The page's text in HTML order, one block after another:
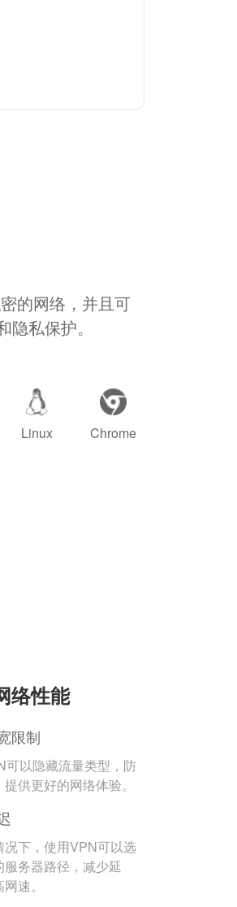
的网络，并且可
私保护。
Linux Chrome
络性能
限制
可以隐藏流量类型，防
供更好的网络体验。
况下，使用VPN可以选
服务器路径，减少延
速。